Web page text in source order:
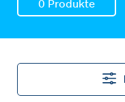
0 Produkte